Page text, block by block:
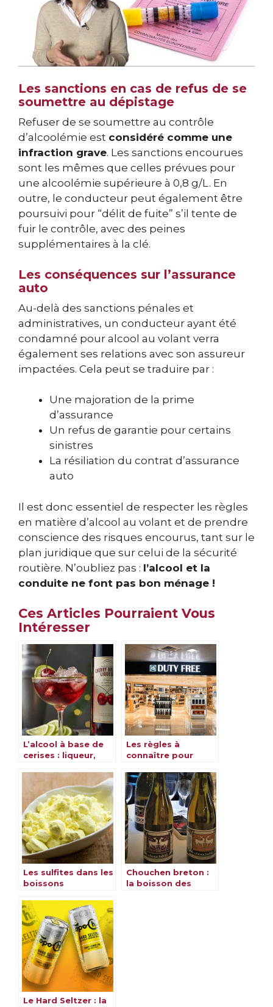
Les sanctions en cas de refus de se
soumettre au dépistage
Refuser de se soumettre au contrôle
d’alcoolémie est considéré comme une
infraction grave. Les sanctions encourues
sont les mêmes que celles prévues pour
une alcoolémie supérieure à 0,8 g/L. En
outre, le conducteur peut également être
poursuivi pour “délit de fuite” s’il tente de
fuir le contrôle, avec des peines
supplémentaires à la clé.
Les conséquences sur l’assurance
auto
Au-delà des sanctions pénales et
administratives, un conducteur ayant été
condamné pour alcool au volant verra
également ses relations avec son assureur
impactées. Cela peut se traduire par :
Une majoration de la prime
d’assurance
Un refus de garantie pour certains
sinistres
La résiliation du contrat d’assurance
auto
Il est donc essentiel de respecter les règles
en matière d’alcool au volant et de prendre
conscience des risques encourus, tant sur le
plan juridique que sur celui de la sécurité
routière. N’oubliez pas : l’alcool et la
conduite ne font pas bon ménage !
Ces Articles Pourraient Vous
Intéresser
L’alcool à base de
cerises : liqueur,
de vie
Les règles à
connaître pour
dans un aéroport
Les sulfites dans les
boissons
vin, champagne et
rhum
Chouchen breton :
la boisson des
Le Hard Seltzer : la